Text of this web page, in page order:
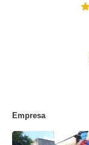
Empresa